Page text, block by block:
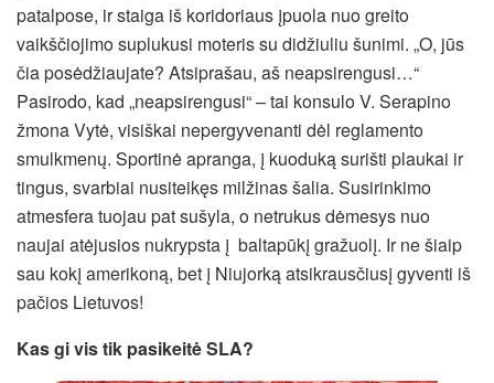
patalpose, ir staiga iš koridoriaus įpuola nuo greito
vaikščiojimo suplukusi moteris su didžiuliu šunimi. „O, jūs
čia posėdžiaujate? Atsiprašau, aš neapsirengusi…“
Pasirodo, kad „neapsirengusi“ – tai konsulo V. Serapino
žmona Vytė, visiškai nepergyvenanti dėl reglamento
smulkmenų. Sportinė apranga, į kuoduką surišti plaukai ir
tingus, svarbiai nusiteikęs milžinas šalia. Susirinkimo
atmesfera tuojau pat sušyla, o netrukus dėmesys nuo
naujai atėjusios nukrypsta į baltapūkį gražuolį. Ir ne šiaip
sau kokį amerikoną, bet į Niujorką atsikrausčiusį gyventi iš
pačios Lietuvos!
Kas gi vis tik pasikeitė SLA?